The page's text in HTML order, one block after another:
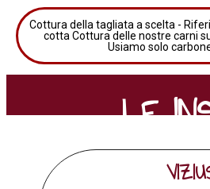
Cottura della tagliata a scelta -
cotta Cottura delle nostre carni
Usiamo solo
LE